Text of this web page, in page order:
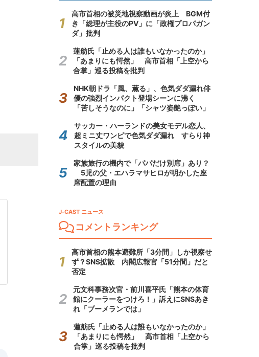
高市首相の被災地視察動画が炎上 BGM付
き「総理が主役のPV」に「政権プロパガン
ダ」批判
蓮舫氏「止める人は誰もいなかったのか」
「あまりにも愕然」 高市首相「上空から
合掌」巡る投稿を批判
NHK朝ドラ「風、薫る」、色気ダダ漏れ俳
優の強烈インパクト登場シーンに沸く
「苦しそうなのに」「シャツ姿艶っぽい」
サッカー・ハーランドの美女モデル恋人、
超ミニ丈ワンピで色気ダダ漏れ すらり神
スタイルの美貌
家族旅行の機内で「パパだけ別席」あり？
5児の父・エハラマサヒロが明かした座
席配置の理由
J-CAST ニュース
コメントランキング
高市首相の熊本避難所「3分間」しか視察せ
ず？SNS拡散 内閣広報官「51分間」だと
否定
元文科事務次官・前川喜平氏「熊本の体育
館にクーラーをつけろ！」訴えにSNSあき
れ「ブーメランでは」
蓮舫氏「止める人は誰もいなかったのか」
「あまりにも愕然」 高市首相「上空から
合掌」巡る投稿を批判